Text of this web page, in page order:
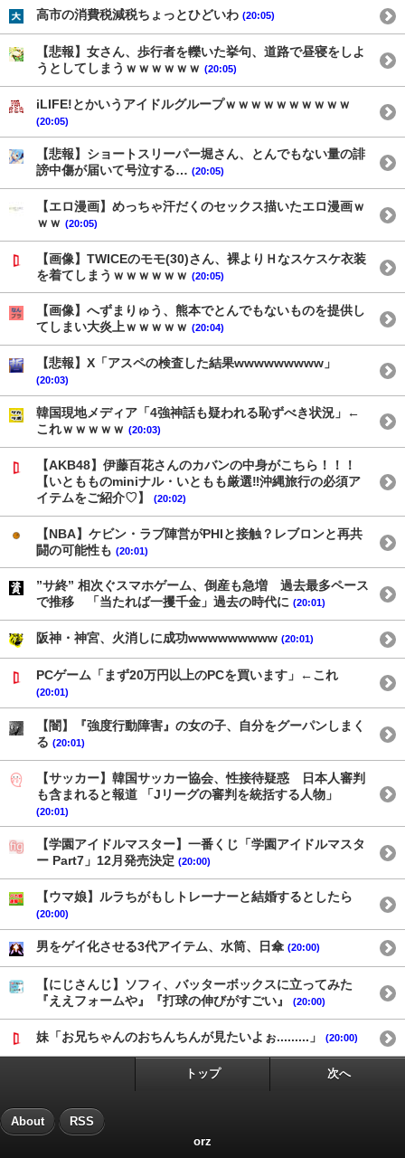
高市の消費税減税ちょっとひどいわ (20:05)
【悲報】女さん、歩行者を轢いた挙句、道路で昼寝をしよ
うとしてしまうｗｗｗｗｗｗ (20:05)
iLIFE!とかいうアイドルグループｗｗｗｗｗｗｗｗｗｗ
(20:05)
【悲報】ショートスリーパー堀さん、とんでもない量の誹
謗中傷が届いて号泣する… (20:05)
【エロ漫画】めっちゃ汗だくのセックス描いたエロ漫画ｗ
ｗｗ (20:05)
【画像】TWICEのモモ(30)さん、裸よりＨなスケスケ衣装
を着てしまうｗｗｗｗｗｗ (20:05)
【画像】へずまりゅう、熊本でとんでもないものを提供し
てしまい大炎上ｗｗｗｗｗ (20:04)
【悲報】X「アスペの検査した結果wwwwwwwww」
(20:03)
韓国現地メディア「4強神話も疑われる恥ずべき状況」←
これｗｗｗｗｗ (20:03)
【AKB48】伊藤百花さんのカバンの中身がこちら！！！
【いともものminiナル・いともも厳選‼︎沖縄旅行の必須ア
イテムをご紹介♡】
(20:02)
【NBA】ケビン・ラブ陣営がPHIと接触？レブロンと再共
闘の可能性も (20:01)
”サ終” 相次ぐスマホゲーム、倒産も急増 過去最多ペース
で推移 「当たれば一攫千金」過去の時代に (20:01)
阪神・神宮、火消しに成功wwwwwwwww (20:01)
PCゲーム「まず20万円以上のPCを買います」←これ
(20:01)
【闇】『強度行動障害』の女の子、自分をグーパンしまく
る (20:01)
【サッカー】韓国サッカー協会、性接待疑惑 日本人審判
も含まれると報道 「Jリーグの審判を統括する人物」
(20:01)
【学園アイドルマスター】一番くじ「学園アイドルマスタ
ー Part7」12月発売決定 (20:00)
【ウマ娘】ルラちがもしトレーナーと結婚するとしたら
(20:00)
男をゲイ化させる3代アイテム、水筒、日傘 (20:00)
【にじさんじ】ソフィ、バッターボックスに立ってみた
『ええフォームや』『打球の伸びがすごい』
(20:00)
妹「お兄ちゃんのおちんちんが見たいよぉ.........」 (20:00)
トップ 次へ
About RSS
orz